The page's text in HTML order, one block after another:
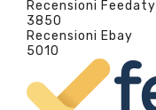
Recensioni Feedaty
3850
Recensioni Ebay
5010